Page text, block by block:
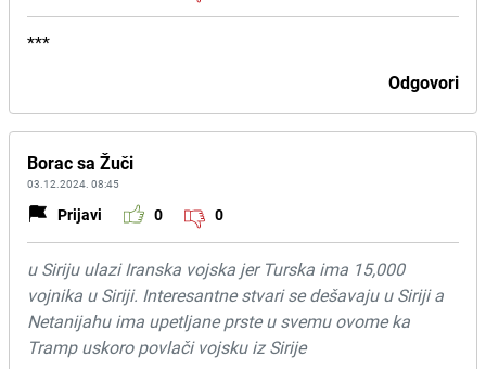
***
Odgovori
Borac sa Žuči
03.12.2024. 08:45
Prijavi 0 0
u Siriju ulazi Iranska vojska jer Turska ima 15,000
vojnika u Siriji. Interesantne stvari se dešavaju u Siriji a
Netanijahu ima upetljane prste u svemu ovome ka
Tramp uskoro povlači vojsku iz Sirije